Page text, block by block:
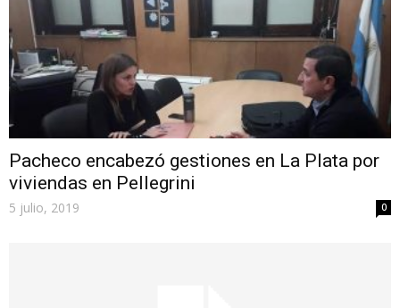
Pacheco encabezó gestiones en La Plata por
viviendas en Pellegrini
5 julio, 2019 0